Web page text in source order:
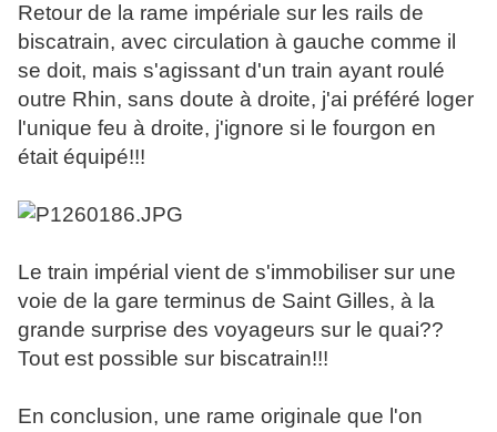
Retour de la rame impériale sur les rails de
biscatrain, avec circulation à gauche comme il
se doit, mais s'agissant d'un train ayant roulé
outre Rhin, sans doute à droite, j'ai préféré loger
l'unique feu à droite, j'ignore si le fourgon en
était équipé!!!
Le train impérial vient de s'immobiliser sur une
voie de la gare terminus de Saint Gilles, à la
grande surprise des voyageurs sur le quai??
Tout est possible sur biscatrain!!!
En conclusion, une rame originale que l'on